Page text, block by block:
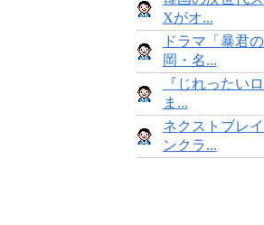
Xがオ...
ドラマ「暴君
岡・名...
『じれったい
ま...
ネクストブレ
ンクラ...